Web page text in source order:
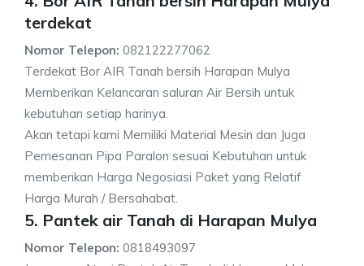
terdekat
Nomor Telepon: 082122277062
Terdekat Bor AIR Tanah bersih Harapan Mulya
Memberikan Kelancaran saluran Air Bersih untuk
kebutuhan setiap harinya.
Akan tetapi kami Memiliki Material Mesin dan Juga
Pemesanan Pipa Paralon sesuai Kebutuhan untuk
memberikan Harga Negosiasi Paket yang Relatif
Harga Murah / Bersahabat.
5. Pantek air Tanah di Harapan Mulya
Nomor Telepon: 0818493097